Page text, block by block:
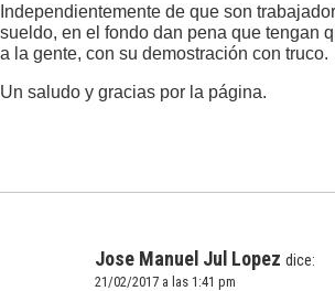
Independientemente de que son
sueldo, en el fondo dan pena que tengan
a la gente, con su demostración con truco.
Un saludo y gracias por la página.
Jose Manuel Jul Lopez dice:
21/02/2017 a las 1:41 pm